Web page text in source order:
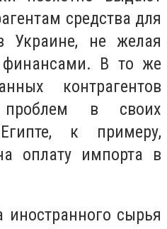
средства для
Украине, не желая
финансами. В то же
контрагентов
проблем в своих
к примеру,
оплату импорта в
иностранного сырья